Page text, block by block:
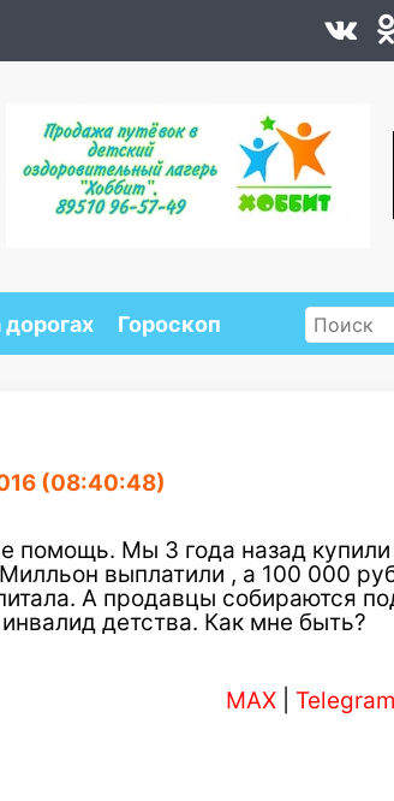
дорогах Гороскоп
(08:40:48)
помощь. Мы 3 года назад купили
выплатили , а 100 000
А продавцы собираются
детства. Как мне быть?
MAX Telegram